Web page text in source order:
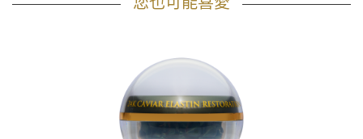
您也可能喜愛